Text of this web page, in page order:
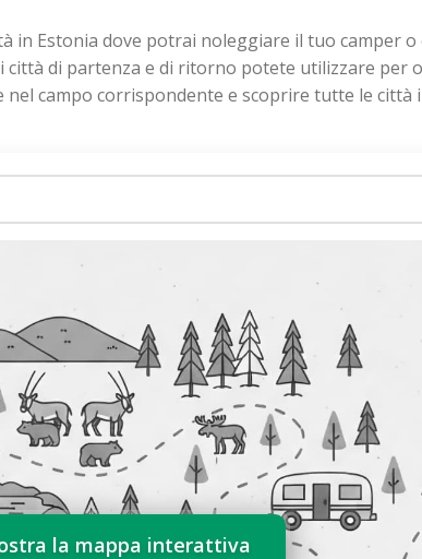
in Estonia dove potrai noleggiare il tuo camper o
di partenza e di ritorno potete utilizzare per
campo corrispondente e scoprire tutte le città
la mappa interattiva